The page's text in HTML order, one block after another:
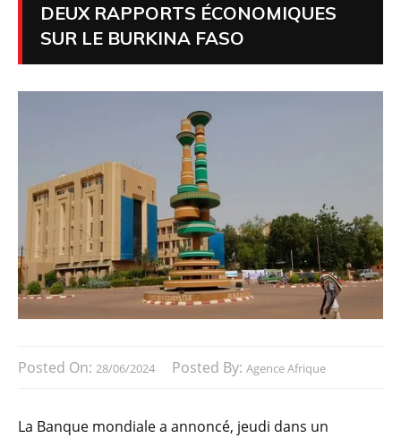
DEUX RAPPORTS ÉCONOMIQUES
SUR LE BURKINA FASO
Posted On: 28/06/2024 Posted By: Agence Afrique
La Banque mondiale a annoncé, jeudi dans un